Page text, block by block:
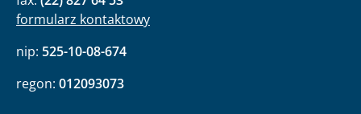
formularz kontaktowy
nip: 525-10-08-674
regon: 012093073